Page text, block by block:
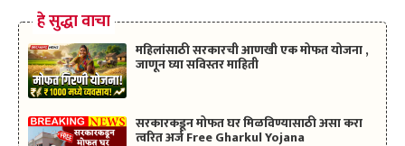
हे सुद्धा वाचा
महिलांसाठी सरकारची आणखी एक मोफत योजना ,
जाणून घ्या सविस्तर माहिती
सरकारकडून मोफत घर मिळविण्यासाठी असा करा
त्वरित अर्ज Free Gharkul Yojana